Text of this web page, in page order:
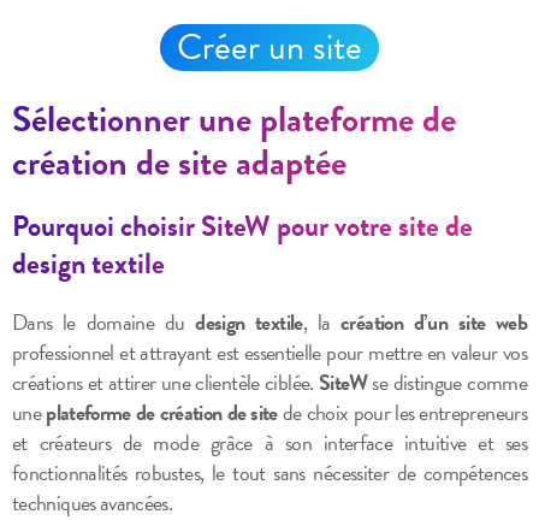
Créer un site
Sélectionner une plateforme de
création de site adaptée
Pourquoi choisir SiteW pour votre site de
design textile
Dans le domaine dudesign textile, lacréation d’un site web
professionnel et attrayant est essentielle pour mettre en valeur vos
créations et attirer une clientèle ciblée. SiteWse distingue comme
uneplateforme de création de sitede choix pour les entrepreneurs
et créateurs de mode grâce à son interface intuitive et ses
fonctionnalités robustes, le tout sans nécessiter de compétences
techniques avancées.